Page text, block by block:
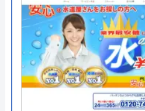
ちの和気あいあいとした
たです。良い会社なんだ
今後も水回りでもしなに
たいと思います。本当に
した。
●支払い方法
現金、銀行
ド、コンビ
●累計実績 施工実績30
●保証・保険
修理に応じ
無料保証を
詳